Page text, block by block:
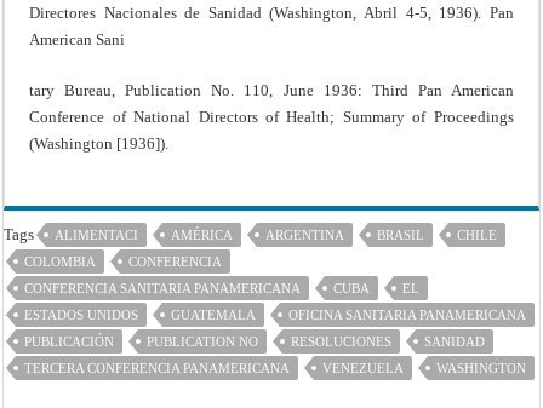
Directores Nacionales de Sanidad (Washington, Abril 4-5, 1936). Pan
American Sani
tary Bureau, Publication No. 110, June 1936: Third Pan American
Conference of National Directors of Health; Summary of Proceedings
(Washington [1936]).
Tags ALIMENTACI AMÉRICA ARGENTINA BRASIL
CHILE
COLOMBIA
CONFERENCIA
CONFERENCIA SANITARIA PANAMERICANA
CUBA
EL
ESTADOS UNIDOS
GUATEMALA
OFICINA SANITARIA PANAMERICANA
PUBLICACIÓN
PUBLICATION NO RESOLUCIONES
SANIDAD
TERCERA CONFERENCIA PANAMERICANA
VENEZUELA WASHINGTON